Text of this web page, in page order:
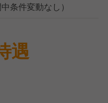
条件変動なし）
遇